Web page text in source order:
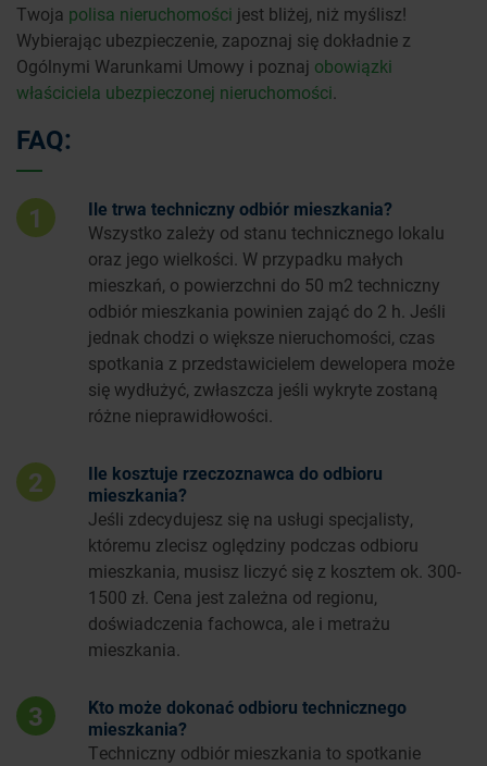
Twoja polisa nieruchomości jest bliżej, niż myślisz!
Wybierając ubezpieczenie, zapoznaj się dokładnie z
Ogólnymi Warunkami Umowy i poznaj obowiązki
właściciela ubezpieczonej nieruchomości.
FAQ:
1
Ile trwa techniczny odbiór mieszkania?
Wszystko zależy od stanu technicznego lokalu
oraz jego wielkości. W przypadku małych
mieszkań, o powierzchni do 50 m2 techniczny
odbiór mieszkania powinien zająć do 2 h. Jeśli
jednak chodzi o większe nieruchomości, czas
spotkania z przedstawicielem dewelopera może
się wydłużyć, zwłaszcza jeśli wykryte zostaną
różne nieprawidłowości.
2
Ile kosztuje rzeczoznawca do odbioru
mieszkania?
Jeśli zdecydujesz się na usługi specjalisty,
któremu zlecisz oględziny podczas odbioru
mieszkania, musisz liczyć się z kosztem ok. 300-
1500 zł. Cena jest zależna od regionu,
doświadczenia fachowca, ale i metrażu
mieszkania.
3
Kto może dokonać odbioru technicznego
mieszkania?
Techniczny odbiór mieszkania to spotkanie